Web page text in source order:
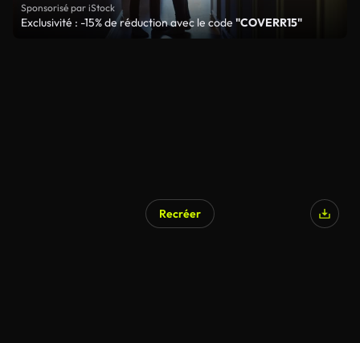
Sponsorisé par iStock
Exclusivité : -15% de réduction avec le code "COVERR15"
Recréer